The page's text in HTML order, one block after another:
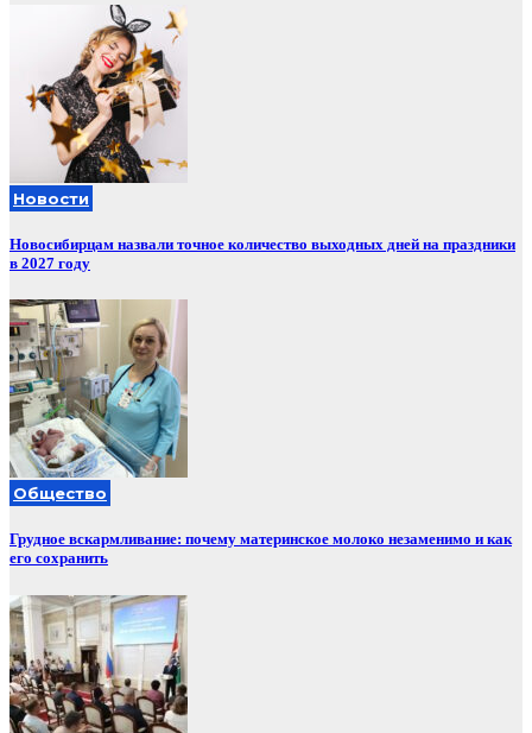
Новости
Новосибирцам назвали точное количество выходных дней на праздники
в 2027 году
Общество
Грудное вскармливание: почему материнское молоко незаменимо и как
его сохранить